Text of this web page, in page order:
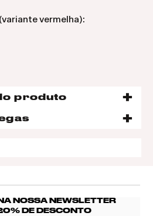
vermelha):
produto
NOSSA NEWSLETTER
DE DESCONTO